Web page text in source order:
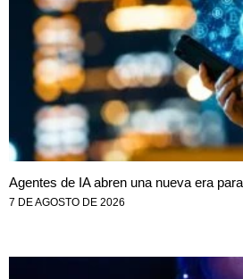
Agentes de IA abren una nueva era
7 DE AGOSTO DE 2026